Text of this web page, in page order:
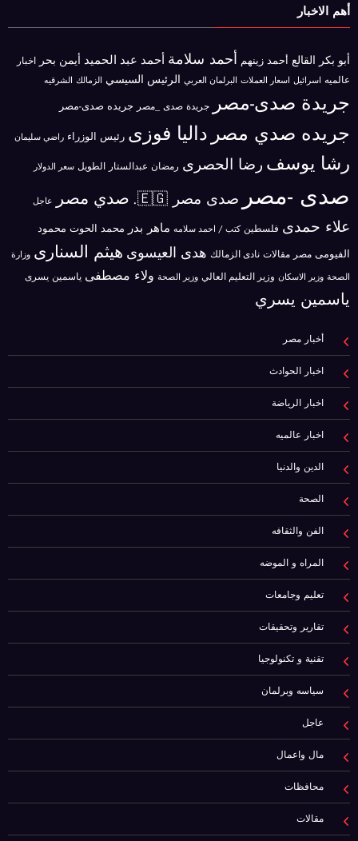
أهم الاخبار
أبو بكر القالع أحمد زينهم أحمد سلامة أحمد عبد الحميد أيمن بحر اخبار
عالميه اسرائيل اسعار العملات البرلمان العربي الرئيس السيسي الزمالك الشرقيه
جريدة صدى-مصر جريدة صدى _مصر جريده صدى-مصر
جريده صدي مصر داليا فوزى رئيس الوزراء راضي سليمان
رشا يوسف رضا الحصرى رمضان عبدالستار الطويل سعر الدولار
صدى -مصر صدى مصر 🇪🇬. صدي مصر عاجل
علاء حمدى فلسطين كتب / احمد سلامه ماهر بدر محمد الحوت محمود
الفيومى مصر مقالات نادى الزمالك هدى العيسوى هيثم السنارى وزارة
الصحة وزير الاسكان وزير التعليم العالي وزير الصحة ولاء مصطفى ياسمين يسرى
ياسمين يسري
أخبار مصر
اخبار الحوادث
اخبار الرياضة
اخبار عالميه
الدين والدنيا
الصحة
الفن والثقافه
المراه و الموضه
تعليم وجامعات
تقارير وتحقيقات
تقنية و تكنولوجيا
سياسه وبرلمان
عاجل
مال واعمال
محافظات
مقالات